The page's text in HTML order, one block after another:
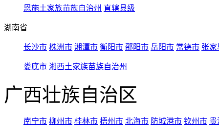
恩施土家族苗族自治州 直辖县级
湖南省
长沙市 株洲市 湘潭市 衡阳市 邵阳市 岳阳市 常德市 张家
娄底市 湘西土家族苗族自治州
广西壮族自治区
南宁市 柳州市 桂林市 梧州市 北海市 防城港市 钦州市 贵